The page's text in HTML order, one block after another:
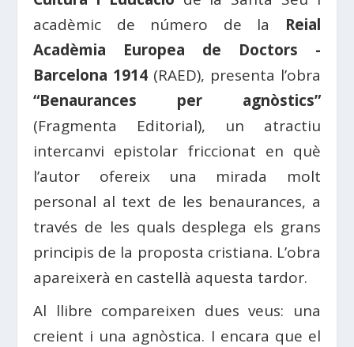
acadèmic de número de la Reial
Acadèmia Europea de Doctors -
Barcelona 1914 (RAED), presenta l’obra
“Benaurances per agnòstics”
(Fragmenta Editorial), un atractiu
intercanvi epistolar friccionat en què
l’autor ofereix una mirada molt
personal al text de les benaurances, a
través de les quals desplega els grans
principis de la proposta cristiana. L’obra
apareixerà en castellà aquesta tardor.
Al llibre compareixen dues veus: una
creient i una agnòstica. I encara que el